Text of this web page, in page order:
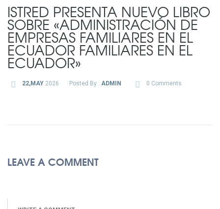
ISTRED PRESENTA NUEVO LIBRO
SOBRE «ADMINISTRACIÓN DE
EMPRESAS FAMILIARES EN EL
ECUADOR FAMILIARES EN EL
ECUADOR»
22,MAY2026 Posted By : ADMIN 0 Comments
LEAVE A COMMENT